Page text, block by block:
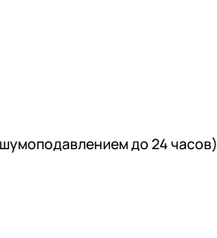
до 24 часов)